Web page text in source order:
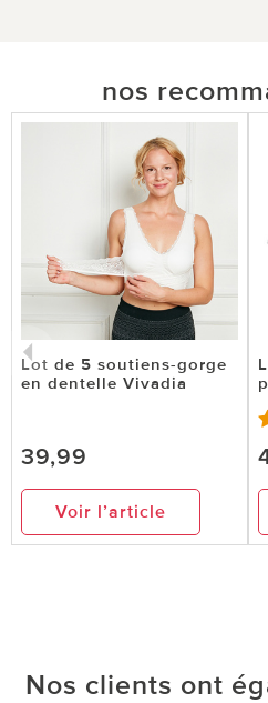
nos
Lot de 5 soutiens-gorge
en dentelle Vivadia
39,99
Voir l’article
Nos clients ont